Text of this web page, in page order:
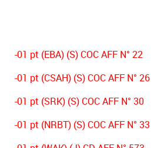
-01 pt (EBA) (S) COC AFF N° 22
-01 pt (CSAH) (S) COC AFF N° 26
-01 pt (SRK) (S) COC AFF N° 30
-01 pt (NRBT) (S) COC AFF N° 33